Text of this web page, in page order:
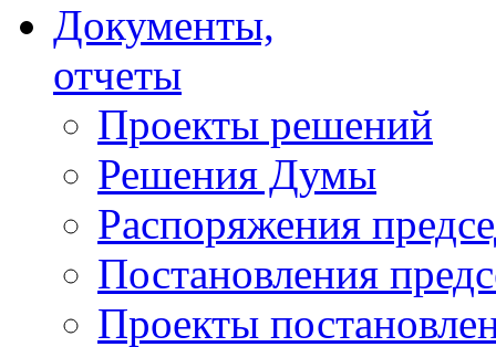
Документы,
отчеты
Проекты решений
Решения Думы
Распоряжения
Постановления
Проекты